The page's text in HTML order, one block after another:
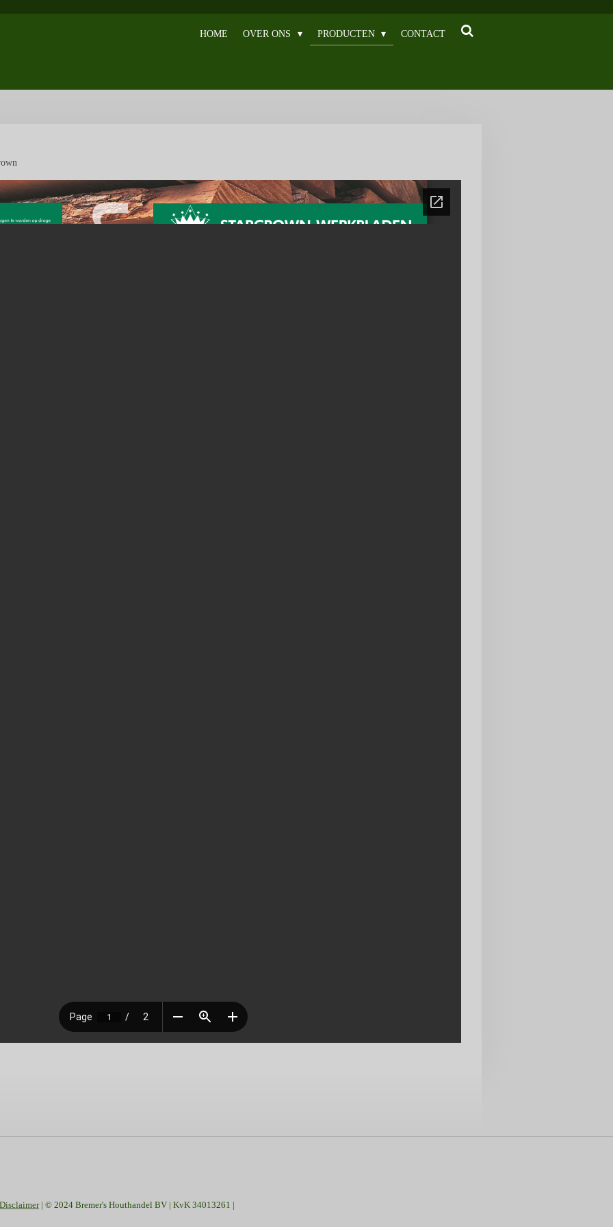
HOME OVER ONS PRODUCTEN CONTACT
Disclaimer| © 2024 Bremer's Houthandel BV | KvK 34013261 |